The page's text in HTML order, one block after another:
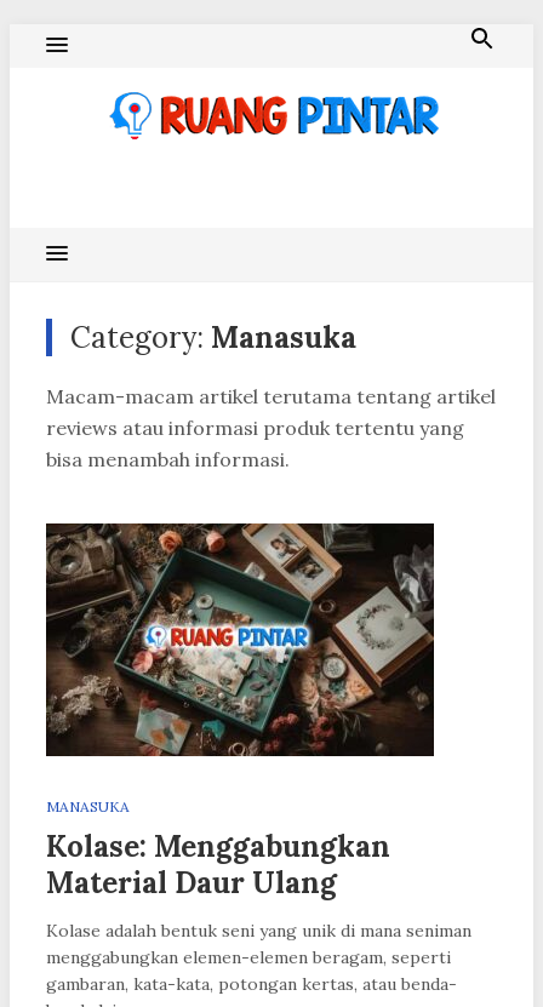
Category: Manasuka
Macam-macam artikel terutama tentang artikel
reviews atau informasi produk tertentu yang
bisa menambah informasi.
MANASUKA
Kolase: Menggabungkan
Material Daur Ulang
Kolase adalah bentuk seni yang unik di mana seniman
menggabungkan elemen-elemen beragam, seperti
gambaran, kata-kata, potongan kertas, atau benda-